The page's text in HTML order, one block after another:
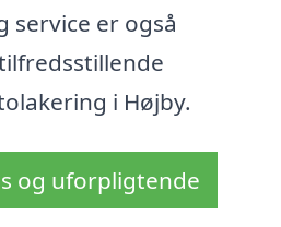
service er også
i Højby.
og uforpligtende